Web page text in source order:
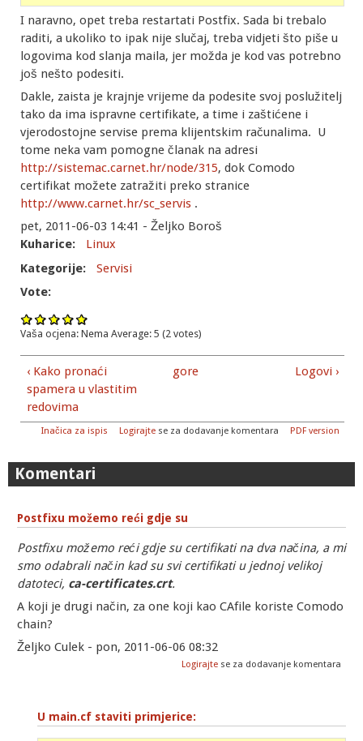
I naravno, opet treba restartati Postfix. Sada bi trebalo
raditi, a ukoliko to ipak nije slučaj, treba vidjeti što piše u
logovima kod slanja maila, jer možda je kod vas potrebno
još nešto podesiti.
Dakle, zaista je krajnje vrijeme da podesite svoj poslužitelj
tako da ima ispravne certifikate, a time i zaštićene i
vjerodostojne servise prema klijentskim računalima. U
tome neka vam pomogne članak na adresi
http://sistemac.carnet.hr/node/315, dok Comodo
certifikat možete zatražiti preko stranice
http://www.carnet.hr/sc_servis .
pet, 2011-06-03 14:41 - Željko Boroš
Kuharice:
Linux
Kategorije:
Servisi
Vote:
Vaša ocjena: Nema Average: 5 (2 votes)
‹ Kako pronaći
spamera u vlastitim
redovima
gore Logovi ›
Inačica za ispis Logirajte se za dodavanje komentara PDF version
Komentari
Postfixu možemo reći gdje su
Postfixu možemo reći gdje su certifikati na dva načina, a mi
smo odabrali način kad su svi certifikati u jednoj velikoj
datoteci, ca-certificates.crt.
A koji je drugi način, za one koji kao CAfile koriste Comodo
chain?
Željko Culek - pon, 2011-06-06 08:32
Logirajte se za dodavanje komentara
U main.cf staviti primjerice: